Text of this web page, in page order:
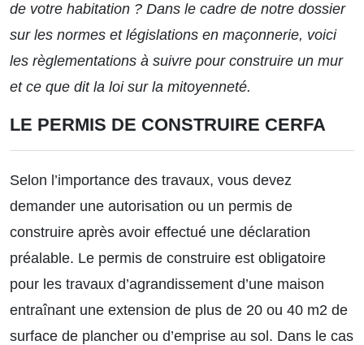
de votre habitation ? Dans le cadre de notre dossier
sur les normes et législations en maçonnerie, voici
les règlementations à suivre pour construire un mur
et ce que dit la loi sur la mitoyenneté.
LE PERMIS DE CONSTRUIRE CERFA
Selon l’importance des travaux, vous devez
demander une autorisation ou un permis de
construire après avoir effectué une déclaration
préalable. Le permis de construire est obligatoire
pour les travaux d’agrandissement d’une maison
entraînant une extension de plus de 20 ou 40 m2 de
surface de plancher ou d’emprise au sol. Dans le cas